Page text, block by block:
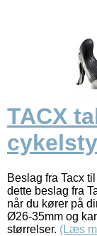
TACX
Beslag fra Tacx
dette beslag fra
når du kører på
Ø26-35mm og
størrelser. (Læs